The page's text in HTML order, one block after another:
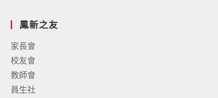
鳳新之友
家長會
校友會
教師會
員生社